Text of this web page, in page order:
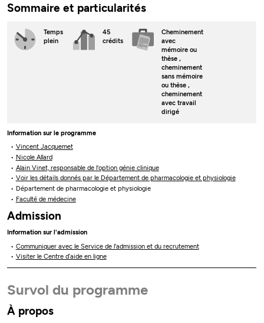
Sommaire et particularités
Temps
plein
45
crédits
Cheminement
avec
mémoire ou
thèse ,
cheminement
sans mémoire
ou thèse ,
cheminement
avec travail
dirigé
Information sur le programme
Vincent Jacquemet
Nicole Allard
Alain Vinet, responsable de l'option génie clinique
Voir les détails donnés par le Département de pharmacologie et physiologie
Département de pharmacologie et physiologie
Faculté de médecine
Admission
Information sur l'admission
Communiquer avec le Service de l'admission et du recrutement
Visiter le Centre d’aide en ligne
Survol du programme
À propos